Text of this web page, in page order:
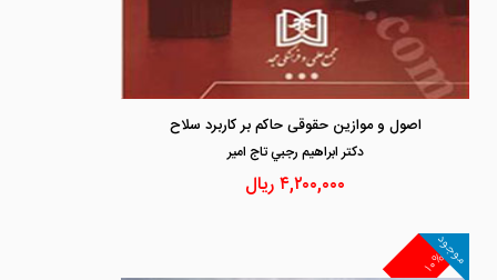
اصول و موازین حقوقی حاکم بر کاربرد سلاح
دكتر ابراهيم رجبي تاج امير
۴,۲۰۰,۰۰۰ریال
۱۰%
موجود